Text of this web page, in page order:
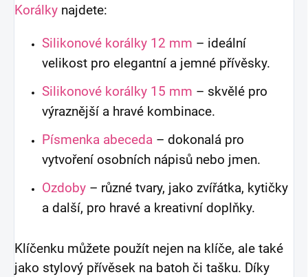
Korálky najdete:
Silikonové korálky 12 mm – ideální
velikost pro elegantní a jemné přívěsky.
Silikonové korálky 15 mm – skvělé pro
výraznější a hravé kombinace.
Písmenka abeceda – dokonalá pro
vytvoření osobních nápisů nebo jmen.
Ozdoby – různé tvary, jako zvířátka, kytičky
a další, pro hravé a kreativní doplňky.
Klíčenku můžete použít nejen na klíče, ale také
jako stylový přívěsek na batoh či tašku. Díky